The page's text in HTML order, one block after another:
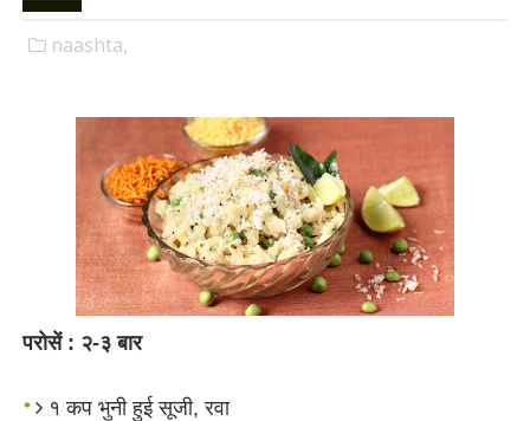
naashta,
परोसें : २-३ बार
१ कप भुनी हुई सूजी, रवा